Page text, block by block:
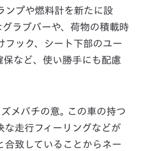
プや燃料計を新たに設
ラブバーや、荷物の積載時
フック、シート下部のユー
保など、使い勝手にも配慮
メバチの意｡ この車の持つ
な走行フィーリングなどが
合致していることからネー